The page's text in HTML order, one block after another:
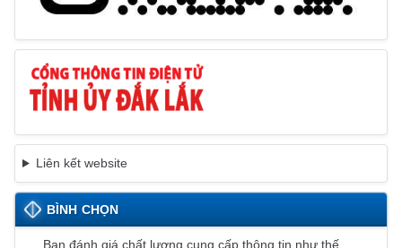
Liên kết website
BÌNH CHỌN
Bạn đánh giá chất lượng cung cấp thông tin như thế